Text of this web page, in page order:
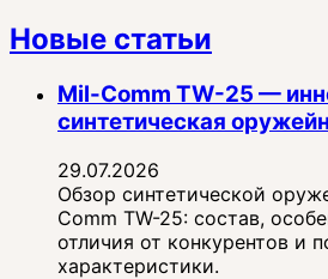
Новые статьи
Mil-Comm TW-25 —
синтетическая
29.07.2026
Обзор синтетической
Comm TW-25: состав,
отличия от конкурентов и
характеристики.